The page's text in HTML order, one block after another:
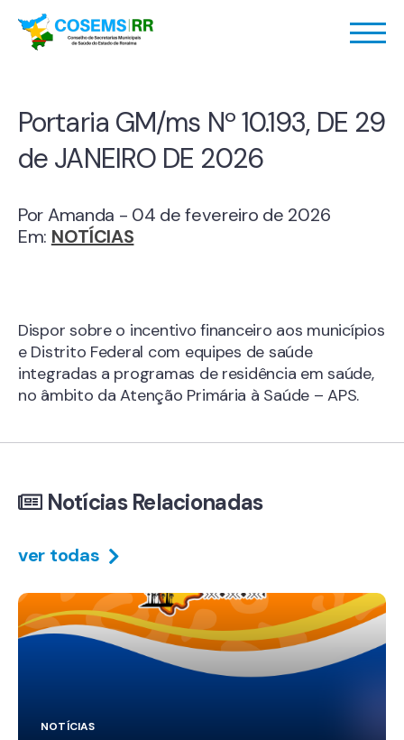
Portaria GM/ms Nº 10.193, DE 29
de JANEIRO DE 2026
Por Amanda - 04 de fevereiro de 2026
Em: NOTÍCIAS
Dispor sobre o incentivo financeiro aos municípios
e Distrito Federal com equipes de saúde
integradas a programas de residência em saúde,
no âmbito da Atenção Primária à Saúde – APS.
Notícias Relacionadas
ver todas
NOTÍCIAS